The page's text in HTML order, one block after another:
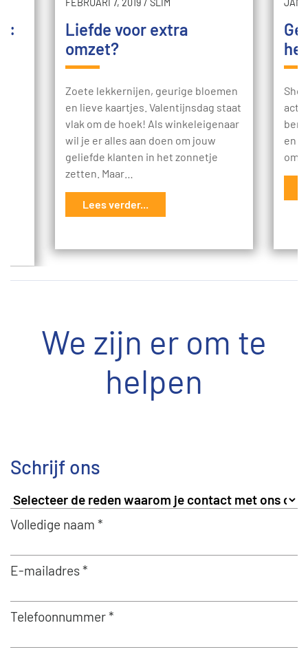
FEBRUARI 7, 2019 / SLIM
Liefde voor extra
omzet?
Zoete lekkernijen, geurige bloemen
en lieve kaartjes. Valentijnsdag staat
vlak om de hoek! Als winkeleigenaar
wil je er alles aan doen om jouw
geliefde klanten in het zonnetje
zetten. Maar…
Lees verder...
en
om
We zijn er om te
helpen
Schrijf ons
Volledige naam *
E-mailadres *
Telefoonnummer *